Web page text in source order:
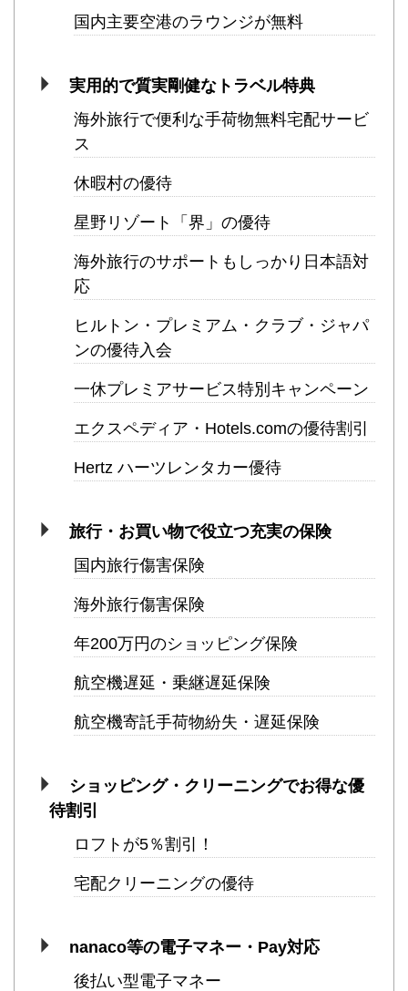
国内主要空港のラウンジが無料
実用的で質実剛健なトラベル特典
海外旅行で便利な手荷物無料宅配サービ
ス
休暇村の優待
星野リゾート「界」の優待
海外旅行のサポートもしっかり日本語対
応
ヒルトン・プレミアム・クラブ・ジャパ
ンの優待入会
一休プレミアサービス特別キャンペーン
エクスペディア・Hotels.comの優待割引
Hertz ハーツレンタカー優待
旅行・お買い物で役立つ充実の保険
国内旅行傷害保険
海外旅行傷害保険
年200万円のショッピング保険
航空機遅延・乗継遅延保険
航空機寄託手荷物紛失・遅延保険
ショッピング・クリーニングでお得な優
待割引
ロフトが5％割引！
宅配クリーニングの優待
nanaco等の電子マネー・Pay対応
後払い型電子マネー